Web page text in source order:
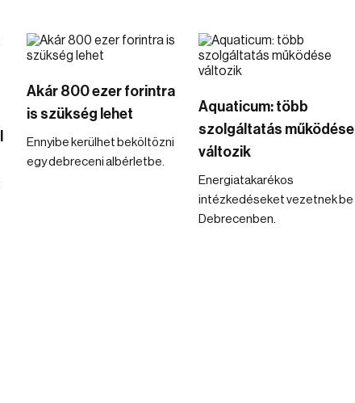
Akár 800 ezer forintra
is szükség lehet
Ennyibe kerülhet beköltözni
egy debreceni albérletbe.
Aquaticum: több
szolgáltatás működése
változik
Energiatakarékos
intézkedéseket vezetnek be
Debrecenben.